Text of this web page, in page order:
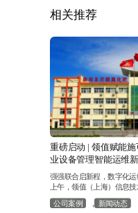
相关推荐
重磅启动 | 领值赋能
业设备管理智能运维
强强联合启新程，数字化
上午，领值（上海）信息
“领值”）与施可丰化工股份
丰”）合作的 “设备管理精
公司案例 , 新闻动态